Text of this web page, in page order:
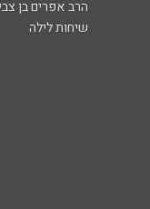
הרב אפרים בן
שיחות לילה